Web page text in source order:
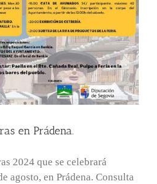
en Prádena.
2024 que se celebrará
agosto, en Prádena. Consulta